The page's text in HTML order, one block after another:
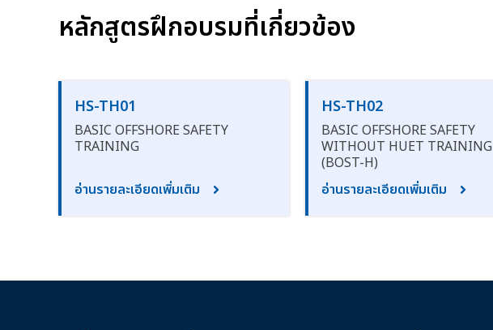
หลักสูตรฝึกอบรมที่เกี่ยวข้อง
HS-TH01
BASIC OFFSHORE SAFETY
TRAINING
อ่านรายละเอียดเพิ่มเติม
HS-TH02
BASIC OFFSHORE SAFETY
WITHOUT HUET TRAINING
(BOST-H)
อ่านรายละเอียดเพิ่มเติม